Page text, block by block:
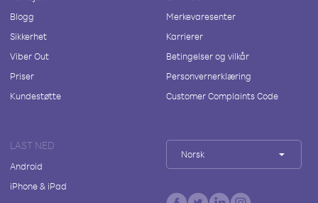
Blogg
Sikkerhet
Viber Out
Priser
Kundestøtte
Merkevaresenter
Karrierer
Betingelser og vilkår
Personvernerklæring
Customer Complaints Code
LAST NED
Android
iPhone & iPad
Norsk